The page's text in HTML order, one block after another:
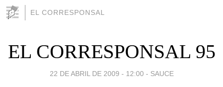
EL CORRESPONSAL
EL CORRESPONSAL 95
22 DE ABRIL DE 2009 - 12:00 - SAUCE